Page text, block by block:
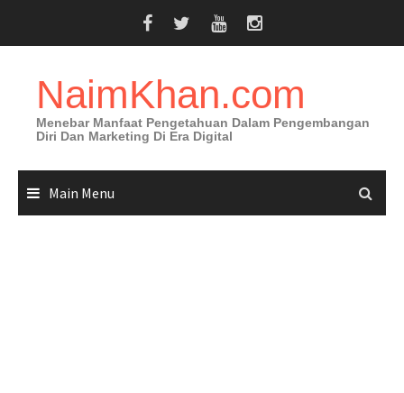
NaimKhan.com
Menebar Manfaat Pengetahuan Dalam Pengembangan
Diri Dan Marketing Di Era Digital
Main Menu